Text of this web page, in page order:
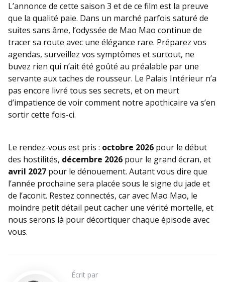
L’annonce de cette saison 3 et de ce film est la preuve
que la qualité paie. Dans un marché parfois saturé de
suites sans âme, l’odyssée de Mao Mao continue de
tracer sa route avec une élégance rare. Préparez vos
agendas, surveillez vos symptômes et surtout, ne
buvez rien qui n’ait été goûté au préalable par une
servante aux taches de rousseur. Le Palais Intérieur n’a
pas encore livré tous ses secrets, et on meurt
d’impatience de voir comment notre apothicaire va s’en
sortir cette fois-ci.
Le rendez-vous est pris : octobre 2026 pour le début
des hostilités, décembre 2026 pour le grand écran, et
avril 2027 pour le dénouement. Autant vous dire que
l’année prochaine sera placée sous le signe du jade et
de l’aconit. Restez connectés, car avec Mao Mao, le
moindre petit détail peut cacher une vérité mortelle, et
nous serons là pour décortiquer chaque épisode avec
vous.
Écrit par